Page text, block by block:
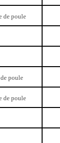
de poule
poule
de poule